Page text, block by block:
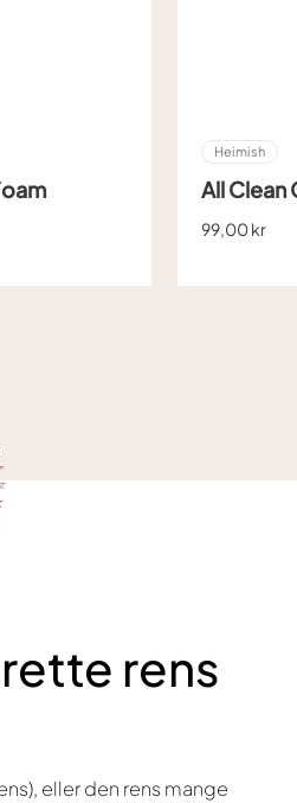
Heimish
All Clean
99,00 kr
rens
eller den rens mange